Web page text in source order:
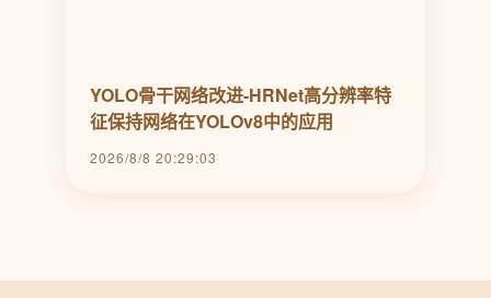
YOLO骨干网络改进-HRNet高分辨率特
征保持网络在YOLOv8中的应用
2026/8/8 20:29:03